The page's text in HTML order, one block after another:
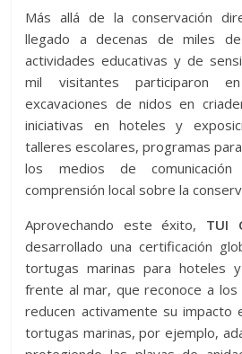
Más allá de la conservación
llegado a decenas de miles
actividades educativas y de
mil visitantes participaron
excavaciones de nidos en
iniciativas en hoteles y
talleres escolares, programas
los medios de
comprensión local sobre la
Aprovechando este éxito, TUI
desarrollado una certificación
tortugas marinas para hoteles
frente al mar, que reconoce a
reducen activamente su impacto
tortugas marinas, por ejemplo,